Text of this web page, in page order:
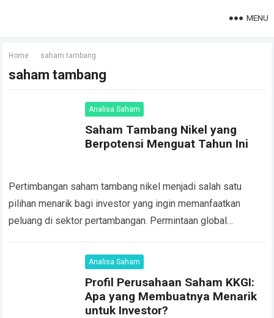
MENU
Home saham tambang
saham tambang
Analisa Saham
Saham Tambang Nikel yang
Berpotensi Menguat Tahun Ini
Pertimbangan saham tambang nikel menjadi salah satu
pilihan menarik bagi investor yang ingin memanfaatkan
peluang di sektor pertambangan. Permintaan global
baterai kendaraan…Read more
Analisa Saham
Profil Perusahaan Saham KKGI:
Apa yang Membuatnya Menarik
untuk Investor?